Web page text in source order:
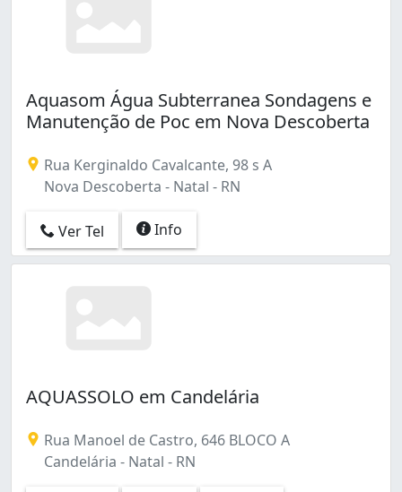
Aquasom Água Subterranea Sondagens e
Manutenção de Poc em Nova Descoberta
Rua Kerginaldo Cavalcante, 98 s A
Nova Descoberta - Natal - RN
Ver Tel Info
AQUASSOLO em Candelária
Rua Manoel de Castro, 646 BLOCO A
Candelária - Natal - RN